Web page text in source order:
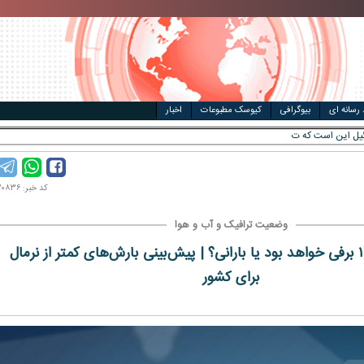
خودرو
رسانه ای بیوگرافی کیوسک مطبوعات اخبار
کد خبر: ۱۴۰۰۱۲۰۸۳۶
وضعیت ترافیک و آب و هوا
هوا در نوروز ۱۴۰۱ برفی خواهد بود یا بارانی؟ | پیش‌بینی بارش‌های کمتر از نرمال
برای کشور